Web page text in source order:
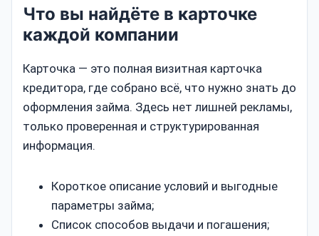
Что вы найдёте в карточке
каждой компании
Карточка — это полная визитная карточка
кредитора, где собрано всё, что нужно знать до
оформления займа. Здесь нет лишней рекламы,
только проверенная и структурированная
информация.
Короткое описание условий и выгодные
параметры займа;
Список способов выдачи и погашения;